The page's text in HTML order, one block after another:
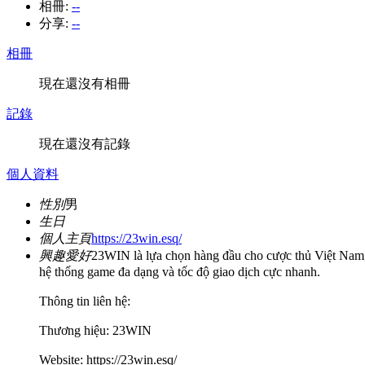
相冊: --
分享: --
相冊
現在還沒有相冊
記錄
現在還沒有記錄
個人資料
性別男
生日
個人主頁https://23win.esq/
興趣愛好23WIN là lựa chọn hàng đầu cho cược thủ Việt
hệ thống game đa dạng và tốc độ giao dịch cực nhanh.
Thông tin liên hệ:
Thương hiệu: 23WIN
Website: https://23win.esq/